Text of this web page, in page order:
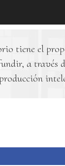
tiene el
a través